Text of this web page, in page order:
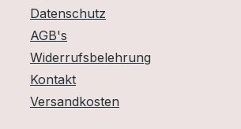
Datenschutz
AGB's
Widerrufsbelehrung
Kontakt
Versandkosten